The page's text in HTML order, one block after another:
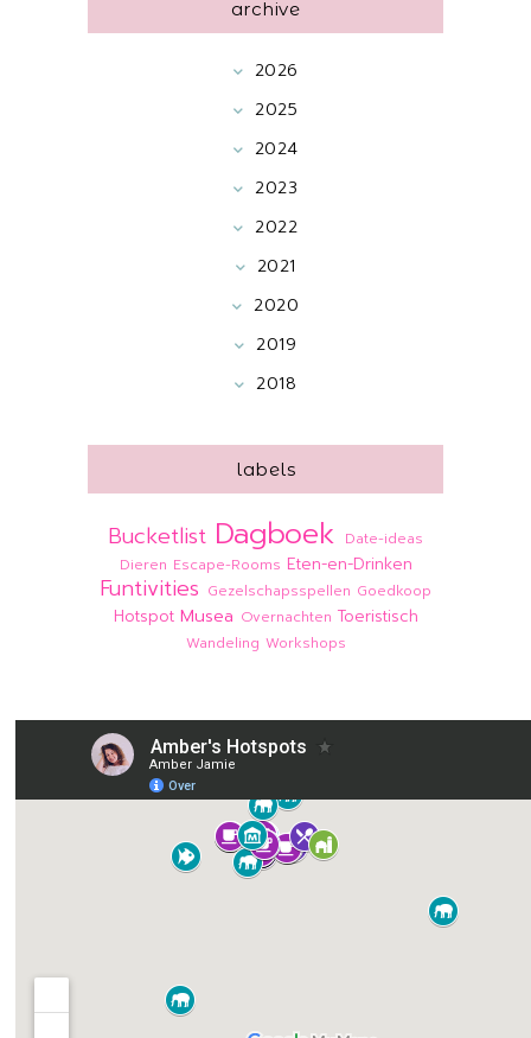
archive
2026
2025
2024
2023
2022
2021
2020
2019
2018
labels
Bucketlist Dagboek Date-ideas
Dieren Escape-Rooms Eten-en-Drinken
Funtivities Gezelschapsspellen Goedkoop
Hotspot Musea Overnachten Toeristisch
Wandeling Workshops